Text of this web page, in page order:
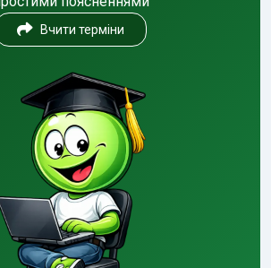
Вчити терміни